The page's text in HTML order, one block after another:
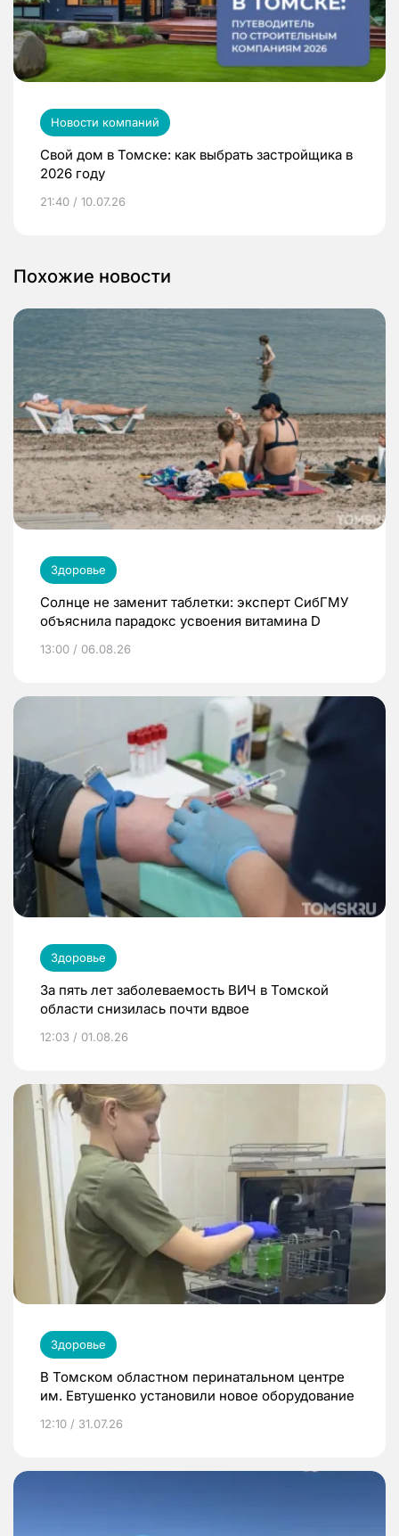
Новости компаний
Свой дом в Томске: как выбрать застройщика в
2026 году
21:40 / 10.07.26
Похожие новости
Здоровье
Солнце не заменит таблетки: эксперт СибГМУ
объяснила парадокс усвоения витамина D
13:00 / 06.08.26
Здоровье
За пять лет заболеваемость ВИЧ в Томской
области снизилась почти вдвое
12:03 / 01.08.26
Здоровье
В Томском областном перинатальном центре
им. Евтушенко установили новое оборудование
12:10 / 31.07.26